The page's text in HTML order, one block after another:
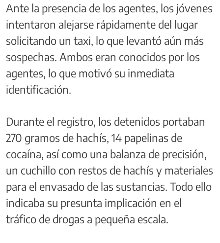
Ante la presencia de los agentes, los jóvenes
intentaron alejarse rápidamente del lugar
solicitando un taxi, lo que levantó aún más
sospechas. Ambos eran conocidos por los
agentes, lo que motivó su inmediata
identificación.
Durante el registro, los detenidos portaban
270 gramos de hachís, 14 papelinas de
cocaína, así como una balanza de precisión,
un cuchillo con restos de hachís y materiales
para el envasado de las sustancias. Todo ello
indicaba su presunta implicación en el
tráfico de drogas a pequeña escala.